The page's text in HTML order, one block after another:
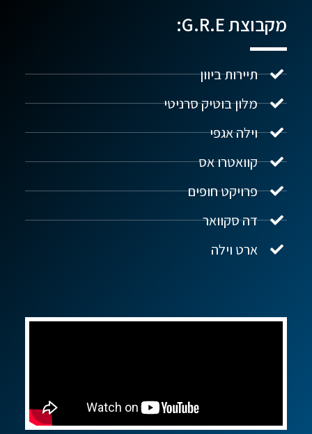
מקבוצת G.R.E:
תיירות ביוון
מלון בוטיק סרניטי
וילה אגפי
קוואטרו אס
פרויקט חופים
דה סקוואר
ארט וילה
נדל"ן ביוון G.R.E
שלום! איך אפשר לעזור?